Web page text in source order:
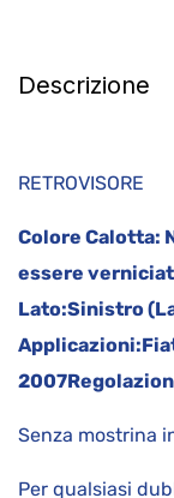
Descrizione
Colore Calotta:
essere
Lato:Sinistro
Applicazioni:
2007
Senza mostrina
Per qualsiasi